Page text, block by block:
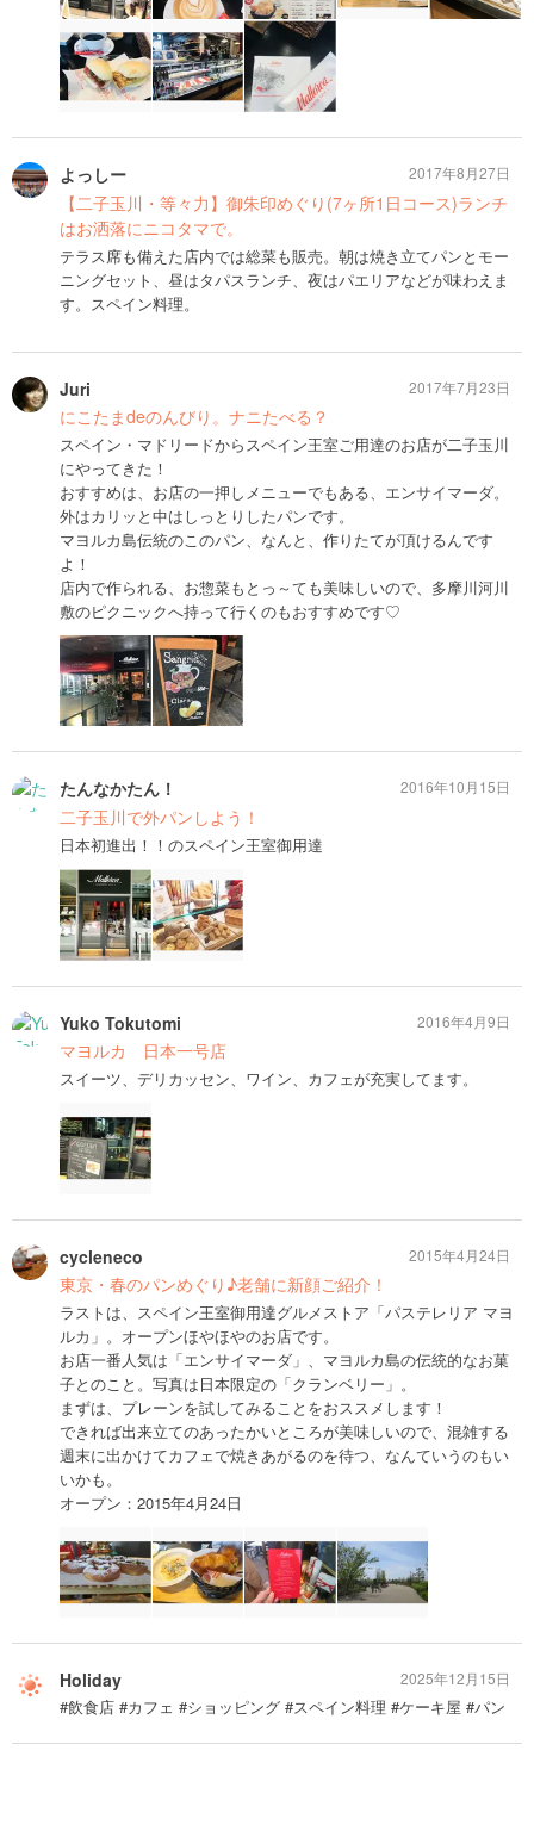
よっしー
【二子玉川・等々力】御朱印めぐり(7ヶ所1日コース)ランチ
はお洒落にニコタマで。
テラス席も備えた店内では総菜も販売。朝は焼き立てパンとモー
ニングセット、昼はタパスランチ、夜はパエリアなどが味わえま
す。スペイン料理。
2017年8月27日
Juri
にこたまdeのんびり。ナニたべる？
スペイン・マドリードからスペイン王室ご用達のお店が二子玉川
にやってきた！
おすすめは、お店の一押しメニューでもある、エンサイマーダ。
外はカリッと中はしっとりしたパンです。
マヨルカ島伝統のこのパン、なんと、作りたてが頂けるんです
よ！
店内で作られる、お惣菜もとっ～ても美味しいので、多摩川河川
敷のピクニックへ持って行くのもおすすめです♡
2017年7月23日
たんなかたん！
二子玉川で外パンしよう！
日本初進出！！のスペイン王室御用達
2016年10月15日
Yuko Tokutomi
マヨルカ 日本一号店
スイーツ、デリカッセン、ワイン、カフェが充実してます。
2016年4月9日
cycleneco
東京・春のパンめぐり♪老舗に新顔ご紹介！
ラストは、スペイン王室御用達グルメストア「パステレリア マヨ
ルカ」。オープンほやほやのお店です。
お店一番人気は「エンサイマーダ」、マヨルカ島の伝統的なお菓
子とのこと。写真は日本限定の「クランベリー」。
まずは、プレーンを試してみることをおススメします！
できれば出来立てのあったかいところが美味しいので、混雑する
週末に出かけてカフェで焼きあがるのを待つ、なんていうのもい
いかも。
オープン：2015年4月24日
2015年4月24日
Holiday
#飲食店 #カフェ #ショッピング #スペイン料理 #ケーキ屋 #パン
2025年12月15日